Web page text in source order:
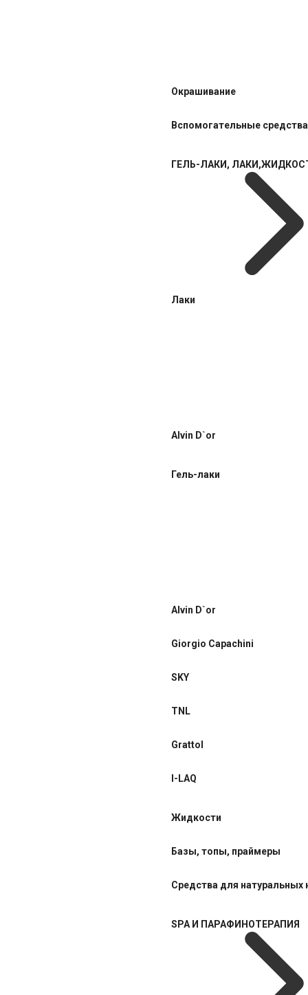
Окрашивание
Вспомогательные средства
ГЕЛЬ-ЛАКИ,
Лаки
Alvin D`or
Гель-лаки
Alvin D`or
Giorgio Capachini
SKY
TNL
Grattol
I-LAQ
Жидкости
Базы, топы, праймеры
Средства для натуральных
SPA И ПАРАФИНОТЕРАПИЯ